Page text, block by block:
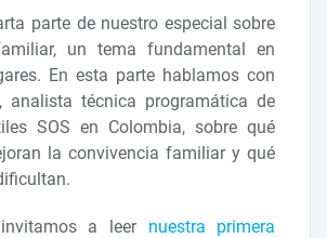
parte de nuestro especial sobre
un tema fundamental en
En esta parte hablamos con
analista técnica programática de
SOS en Colombia, sobre qué
la convivencia familiar y qué
a leernuestra primera